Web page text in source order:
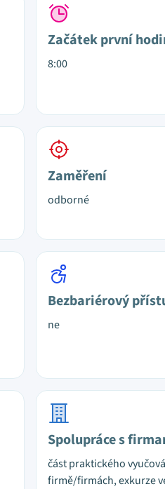
Začátek první
8:00
Zaměření
odborné
Bezbariérový
ne
Spolupráce s
část praktického
firmě/firmách, exkurze